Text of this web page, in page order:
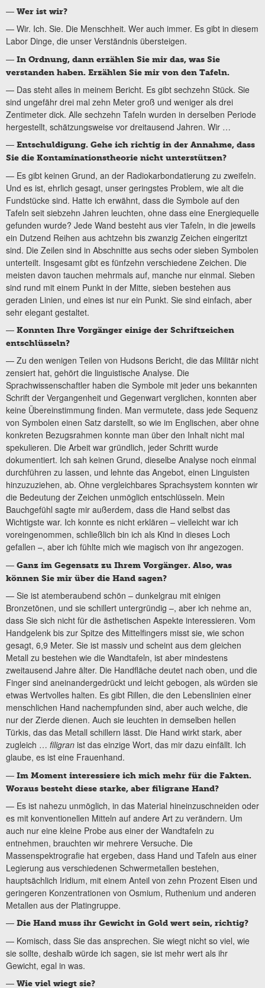
— Wer ist wir?
— Wir. Ich. Sie. Die Menschheit. Wer auch immer. Es gibt in diesem
Labor Dinge, die unser Verständnis übersteigen.
— In Ordnung, dann erzählen Sie mir das, was Sie
verstanden haben. Erzählen Sie mir von den Tafeln.
— Das steht alles in meinem Bericht. Es gibt sechzehn Stück. Sie
sind ungefähr drei mal zehn Meter groß und weniger als drei
Zentimeter dick. Alle sechzehn Tafeln wurden in derselben Periode
hergestellt, schätzungsweise vor dreitausend Jahren. Wir …
— Entschuldigung. Gehe ich richtig in der Annahme, dass
Sie die Kontaminationstheorie nicht unterstützen?
— Es gibt keinen Grund, an der Radiokarbondatierung zu zweifeln.
Und es ist, ehrlich gesagt, unser geringstes Problem, wie alt die
Fundstücke sind. Hatte ich erwähnt, dass die Symbole auf den
Tafeln seit siebzehn Jahren leuchten, ohne dass eine Energiequelle
gefunden wurde? Jede Wand besteht aus vier Tafeln, in die jeweils
ein Dutzend Reihen aus achtzehn bis zwanzig Zeichen eingeritzt
sind. Die Zeilen sind in Abschnitte aus sechs oder sieben Symbolen
unterteilt. Insgesamt gibt es fünfzehn verschiedene Zeichen. Die
meisten davon tauchen mehrmals auf, manche nur einmal. Sieben
sind rund mit einem Punkt in der Mitte, sieben bestehen aus
geraden Linien, und eines ist nur ein Punkt. Sie sind einfach, aber
sehr elegant gestaltet.
— Konnten Ihre Vorgänger einige der Schriftzeichen
entschlüsseln?
— Zu den wenigen Teilen von Hudsons Bericht, die das Militär nicht
zensiert hat, gehört die linguistische Analyse. Die
Sprachwissenschaftler haben die Symbole mit jeder uns bekannten
Schrift der Vergangenheit und Gegenwart verglichen, konnten aber
keine Übereinstimmung finden. Man vermutete, dass jede Sequenz
von Symbolen einen Satz darstellt, so wie im Englischen, aber ohne
konkreten Bezugsrahmen konnte man über den Inhalt nicht mal
spekulieren. Die Arbeit war gründlich, jeder Schritt wurde
dokumentiert. Ich sah keinen Grund, dieselbe Analyse noch einmal
durchführen zu lassen, und lehnte das Angebot, einen Linguisten
hinzuzuziehen, ab. Ohne vergleichbares Sprachsystem konnten wir
die Bedeutung der Zeichen unmöglich entschlüsseln. Mein
Bauchgefühl sagte mir außerdem, dass die Hand selbst das
Wichtigste war. Ich konnte es nicht erklären – vielleicht war ich
voreingenommen, schließlich bin ich als Kind in dieses Loch
gefallen –, aber ich fühlte mich wie magisch von ihr angezogen.
— Ganz im Gegensatz zu Ihrem Vorgänger. Also, was
können Sie mir über die Hand sagen?
— Sie ist atemberaubend schön – dunkelgrau mit einigen
Bronzetönen, und sie schillert untergründig –, aber ich nehme an,
dass Sie sich nicht für die ästhetischen Aspekte interessieren. Vom
Handgelenk bis zur Spitze des Mittelfingers misst sie, wie schon
gesagt, 6,9 Meter. Sie ist massiv und scheint aus dem gleichen
Metall zu bestehen wie die Wandtafeln, ist aber mindestens
zweitausend Jahre älter. Die Handfläche deutet nach oben, und die
Finger sind aneinandergedrückt und leicht gebogen, als würden sie
etwas Wertvolles halten. Es gibt Rillen, die den Lebenslinien einer
menschlichen Hand nachempfunden sind, aber auch welche, die
nur der Zierde dienen. Auch sie leuchten in demselben hellen
Türkis, das das Metall schillern lässt. Die Hand wirkt stark, aber
zugleich … filigran ist das einzige Wort, das mir dazu einfällt. Ich
glaube, es ist eine Frauenhand.
— Im Moment interessiere ich mich mehr für die Fakten.
Woraus besteht diese starke, aber filigrane Hand?
— Es ist nahezu unmöglich, in das Material hineinzuschneiden oder
es mit konventionellen Mitteln auf andere Art zu verändern. Um
auch nur eine kleine Probe aus einer der Wandtafeln zu
entnehmen, brauchten wir mehrere Versuche. Die
Massenspektrografie hat ergeben, dass Hand und Tafeln aus einer
Legierung aus verschiedenen Schwermetallen bestehen,
hauptsächlich Iridium, mit einem Anteil von zehn Prozent Eisen und
geringeren Konzentrationen von Osmium, Ruthenium und anderen
Metallen aus der Platingruppe.
— Die Hand muss ihr Gewicht in Gold wert sein, richtig?
— Komisch, dass Sie das ansprechen. Sie wiegt nicht so viel, wie
sie sollte, deshalb würde ich sagen, sie ist mehr wert als ihr
Gewicht, egal in was.
— Wie viel wiegt sie?